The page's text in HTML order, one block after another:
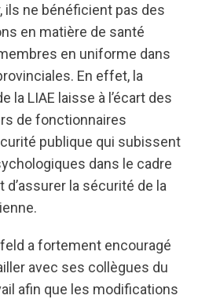
ils ne bénéficient pas des
en matière de santé
en uniforme dans
En effet, la
la LIAE laisse à l’écart des
de fonctionnaires
publique qui subissent
dans le cadre
d’assurer la sécurité de la
a fortement encouragé
avec ses collègues du
afin que les modifications